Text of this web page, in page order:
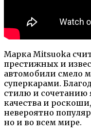
Марка Mitsuoka
престижных и
автомобили смело
суперкарами.
стилю и сочетанию
качества и
невероятно
но и во всем мире.